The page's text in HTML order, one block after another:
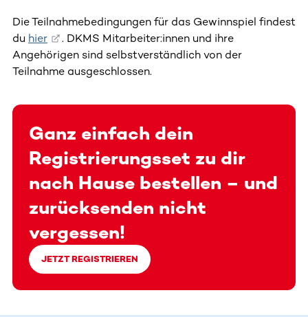
Die Teilnahmebedingungen für das Gewinnspiel findest
du hier
. DKMS Mitarbeiter:innen und ihre
Angehörigen sind selbstverständlich von der
Teilnahme ausgeschlossen.
Ganz einfach dein
Registrierungsset zu dir
nach Hause bestellen – und
zurücksenden nicht
vergessen!
JETZT REGISTRIEREN